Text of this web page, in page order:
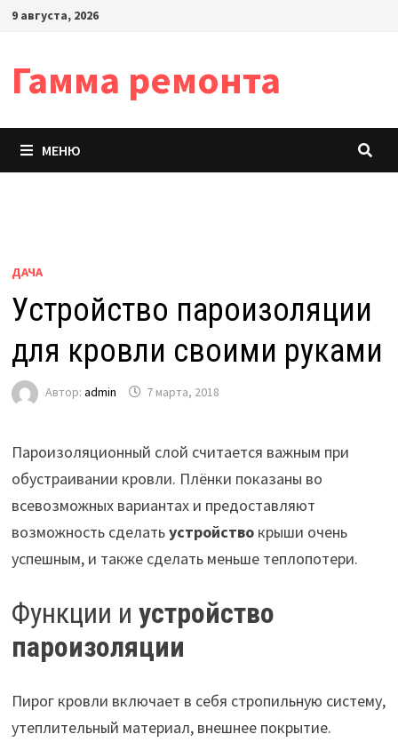
Перейти
9 августа, 2026
Гамма ремонта
МЕНЮ
ДАЧА
Устройство пароизоляции
для кровли своими руками
Автор: admin 7 марта, 2018
Пароизоляционный слой считается важным при
обустраивании кровли. Плёнки показаны во
всевозможных вариантах и предоставляют
возможность сделатьустройствокрыши очень
успешным, и также сделать меньше теплопотери.
Функции и устройство
пароизоляции
Пирог кровли включает в себя стропильную систему,
утеплительный материал, внешнее покрытие.